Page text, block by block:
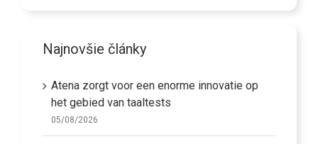
Najnovšie články
Atena zorgt voor een enorme innovatie op
het gebied van taaltests
05/08/2026